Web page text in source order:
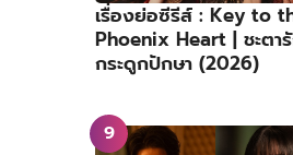
เรื่องย่อซีรีส์ : Key to
Phoenix Heart | ชะตา
กระดูกปักษา (2026)